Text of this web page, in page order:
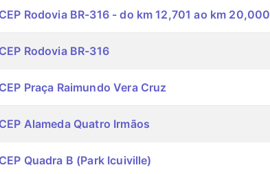
CEP Rodovia BR-316 - do km 12,701 ao km 20,000
CEP Rodovia BR-316
CEP Praça Raimundo Vera Cruz
CEP Alameda Quatro Irmãos
CEP Quadra B (Park Icuiville)